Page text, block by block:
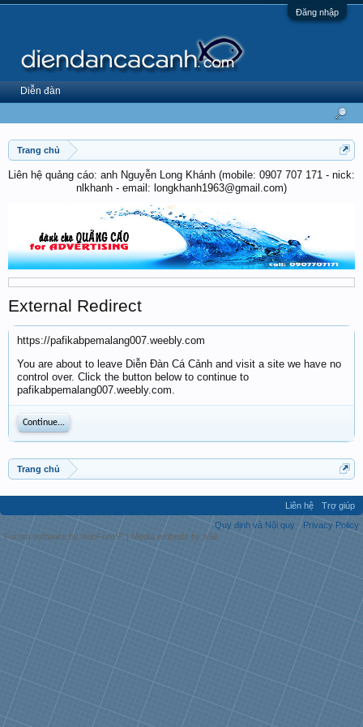
Đăng nhập
Trang chủ
Liên hệ quảng cáo: anh Nguyễn Long Khánh (mobile: 0907 707 171 - nick:
nlkhanh - email: longkhanh1963@gmail.com)
External Redirect
https://pafikabpemalang007.weebly.com
You are about to leave Diễn Đàn Cá Cảnh and visit a site we have no
control over. Click the button below to continue to
pafikabpemalang007.weebly.com.
Continue...
Trang chủ
Diễn đàn
Liên hệ
Trợ giúp
Quy định và Nội quy
Privacy Policy
Forum software by XenForo™ | Media embeds by s9e